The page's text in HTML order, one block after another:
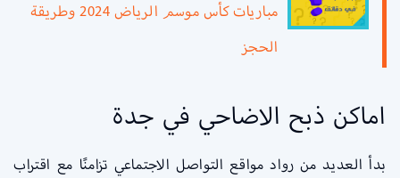
مباريات كأس موسم الرياض 2024 وطريقة
الحجز
اماكن ذبح الاضاحي في جدة
بدأ العديد من رواد مواقع التواصل الاجتماعي تزامنًا مع اقتراب